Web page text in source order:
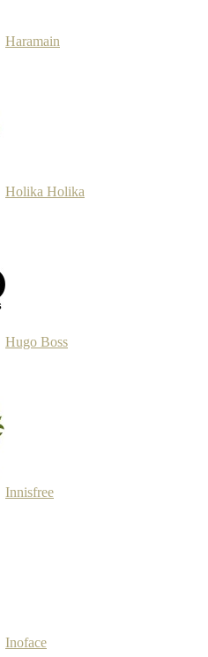
Haramain
Holika Holika
Hugo Boss
Innisfree
Inoface